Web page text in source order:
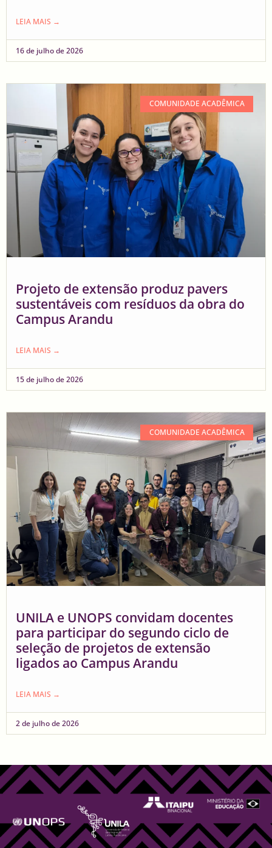
LEIA MAIS →
16 de julho de 2026
COMUNIDADE ACADÊMICA
Projeto de extensão produz pavers
sustentáveis com resíduos da obra do
Campus Arandu
LEIA MAIS →
15 de julho de 2026
COMUNIDADE ACADÊMICA
UNILA e UNOPS convidam docentes
para participar do segundo ciclo de
seleção de projetos de extensão
ligados ao Campus Arandu
LEIA MAIS →
2 de julho de 2026